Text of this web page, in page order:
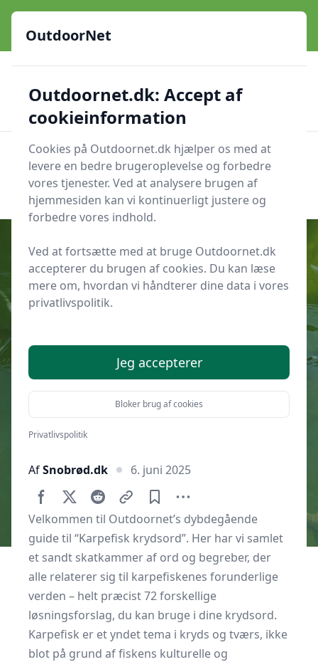
OutdoorNet - Inspiration, guides og grej til livet under åben
himmel
23 produktyper 🔐Sikker nethandel
Verificerede webshops
OutdoorNet
Søg nu
Søg nu
Udgivet iHjælp til krydsord
Karpefisk Krydsord
AfSnobrød.dk 6. juni 2025
Velkommen til Outdoornet’s dybdegående
guide til “Karpefisk krydsord”. Her har vi samlet
et sandt skatkammer af ord og begreber, der
alle relaterer sig til karpefiskenes forunderlige
verden – helt præcist 72 forskellige
løsningsforslag, du kan bruge i dine krydsord.
Karpefisk er et yndet tema i kryds og tværs, ikke
blot på grund af fiskens kulturelle og
OutdoorNet
Outdoornet.dk: Accept af
cookieinformation
Cookies på Outdoornet.dk hjælper os med at
levere en bedre brugeroplevelse og forbedre
vores tjenester. Ved at analysere brugen af
hjemmesiden kan vi kontinuerligt justere og
forbedre vores indhold.
Ved at fortsætte med at bruge Outdoornet.dk
accepterer du brugen af cookies. Du kan læse
mere om, hvordan vi håndterer dine data i vores
privatlivspolitik.
Jeg accepterer
Bloker brug af cookies
Privatlivspolitik